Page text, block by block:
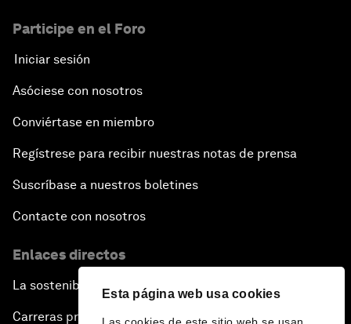
Esta página web usa cookies
Participe en el Foro
Iniciar sesión
Asóciese con nosotros
Conviértase en miembro
Regístrese para recibir nuestras notas de prensa
Suscríbase a nuestros boletines
Contacte con nosotros
Enlaces directos
La sostenibilidad en el Foro
Carreras profesionales